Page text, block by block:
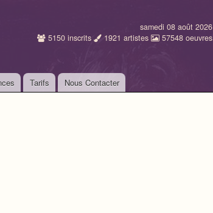
samedi 08 août 2026
5150 inscrits 1921 artistes 57548 oeuvres
Tarifs Nous Contacter